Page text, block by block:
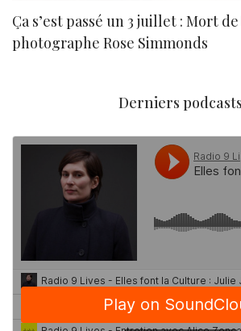
Ça s’est passé un 3 juillet : Mort
photographe Rose Simmonds
Derniers podcasts